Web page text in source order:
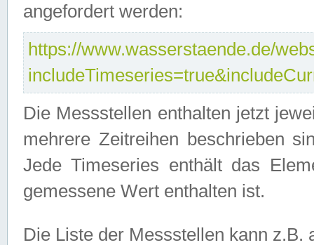
angefordert werden:
https://www.wasserstaende.de/
Die Messstellen enthalten jetzt
mehrere Zeitreihen beschrieben
Jede Timeseries enthält das
gemessene Wert enthalten ist.
Die Liste der Messstellen kann